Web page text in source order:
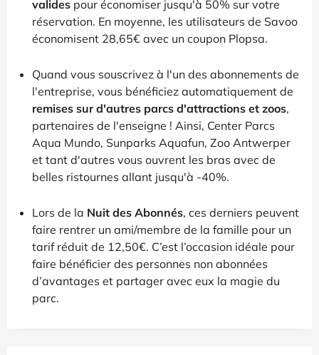
valides pour économiser jusqu'à 50% sur votre
réservation. En moyenne, les utilisateurs de Savoo
économisent 28,65€ avec un coupon Plopsa.
Quand vous souscrivez à l'un des abonnements de
l'entreprise, vous bénéficiez automatiquement de
remises sur d'autres parcs d'attractions et zoos,
partenaires de l'enseigne ! Ainsi, Center Parcs
Aqua Mundo, Sunparks Aquafun, Zoo Antwerper
et tant d'autres vous ouvrent les bras avec de
belles ristournes allant jusqu'à -40%.
Lors de la Nuit des Abonnés, ces derniers peuvent
faire rentrer un ami/membre de la famille pour un
tarif réduit de 12,50€. C’est l’occasion idéale pour
faire bénéficier des personnes non abonnées
d’avantages et partager avec eux la magie du
parc.